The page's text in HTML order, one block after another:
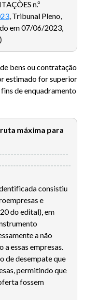
n.º
, Tribunal Pleno,
em 07/06/2023,
bens ou contratação
estimado for superior
de enquadramento
máxima para
consistiu
e
do edital), em
a não
essas empresas.
de desempate que
permitindo que
fossem